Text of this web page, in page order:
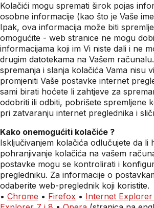
Kolačići mogu spremati širok pojas
osobne informacije (kao što je Vaše
Ipak, ova informacija može biti
omogućite - web stranice ne mogu
informacijama koji im Vi niste dali i ne
drugim datotekama na Vašem
spremanja i slanja kolačića Vama nisu
promjeniti Vaše postavke internet
sami birati hoćete li zahtjeve za
odobriti ili odbiti, pobrišete spremljene
pri zatvaranju internet preglednika i
Kako onemogućiti kolačiće ?
Isključivanjem kolačića odlučujete da li
pohranjivanje kolačića na vašem
postavke mogu se kontrolirati i
pregledniku. Za informacije o
odaberite web-preglednik koji koristite.
• Chrome • Firefox • Internet Explorer